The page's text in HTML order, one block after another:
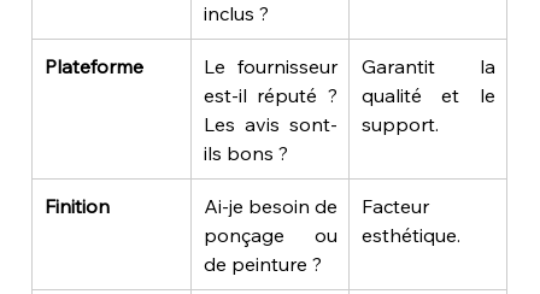
inclus ?
Plateforme
Le fournisseur
est-il réputé ?
Les avis sont-
ils bons ?
Garantit la
qualité et le
support.
Finition
Ai-je besoin de
ponçage ou
de peinture ?
Facteur
esthétique.